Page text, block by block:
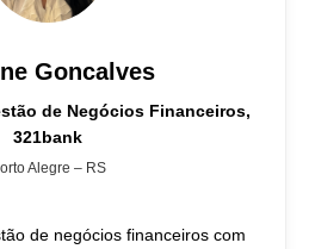
Goncalves
de Negócios Financeiros,
321bank
Alegre – RS
de negócios financeiros com